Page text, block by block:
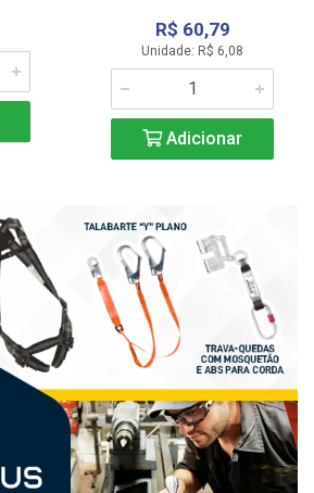
R$ 60,79
Unidade: R$ 6,08
Adicionar